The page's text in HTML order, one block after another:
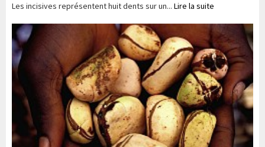
Les incisives représentent huit dents sur un... Lire la suite